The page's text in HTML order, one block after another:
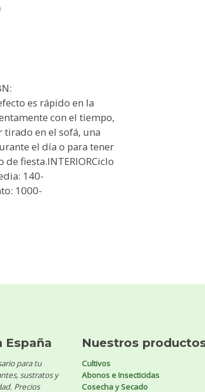
es rápido en la
con el tiempo,
tirado en el sofá, una
el día o para tener
fiesta.INTERIORCiclo
140-
1000-
España
para tu
sustratos y
Precios
Nuestros
Cultivos
Abonos e Insecticidas
Cosecha y Secado